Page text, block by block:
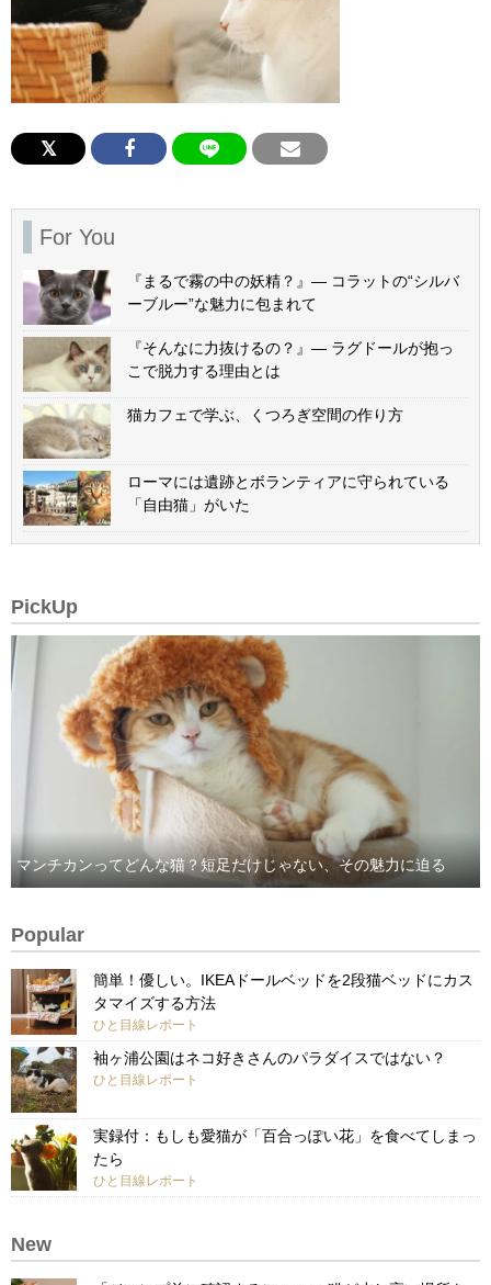
For You
『まるで霧の中の妖精？』— コラットの“シルバ
ーブルー”な魅力に包まれて
『そんなに力抜けるの？』— ラグドールが抱っ
こで脱力する理由とは
猫カフェで学ぶ、くつろぎ空間の作り方
ローマには遺跡とボランティアに守られている
「自由猫」がいた
PickUp
マンチカンってどんな猫？短足だけじゃない、その魅力に迫る
Popular
簡単！優しい。IKEAドールベッドを2段猫ベッドにカス
タマイズする方法
ひと目線レポート
袖ヶ浦公園はネコ好きさんのパラダイスではない？
ひと目線レポート
実録付：もしも愛猫が「百合っぽい花」を食べてしまっ
たら
ひと目線レポート
New